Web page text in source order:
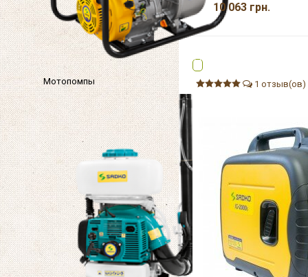
Мотопомпы
10 063 грн.
1 отзыв(ов)